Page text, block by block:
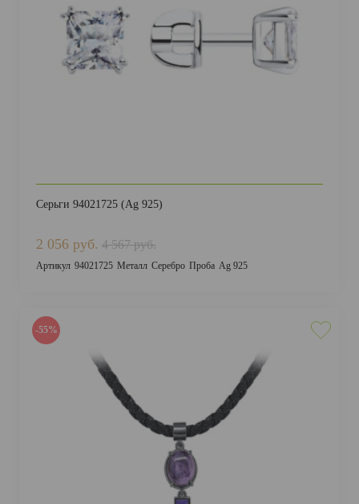
ДОСТАВКА И ОПЛАТА
Серьги 94021725 (Ag 925)
2 056 руб. 4 567 руб.
Артикул 94021725 Металл Серебро Проба Ag 925
-55%